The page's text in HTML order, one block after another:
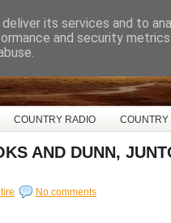
COUNTRY RADIO COUNTRY
AND DUNN,
No comments
its services and to
and security